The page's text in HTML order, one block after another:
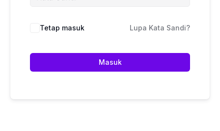
Tetap masuk Lupa Kata Sandi?
Masuk